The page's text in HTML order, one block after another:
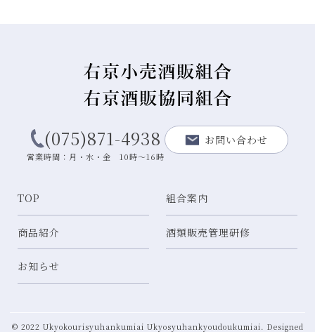
(075)871-4938
営業時間：月・水・金 10時～16時
お問い合わせ
TOP 組合案内
商品紹介 酒類販売管理研修
お知らせ
© 2022 Ukyokourisyuhankumiai Ukyosyuhankyoudoukumiai. Designed